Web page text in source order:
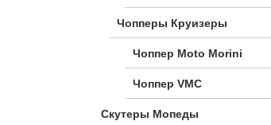
Чопперы Круизеры
Чоппер Moto Morini
Чоппер VMC
Скутеры Мопеды